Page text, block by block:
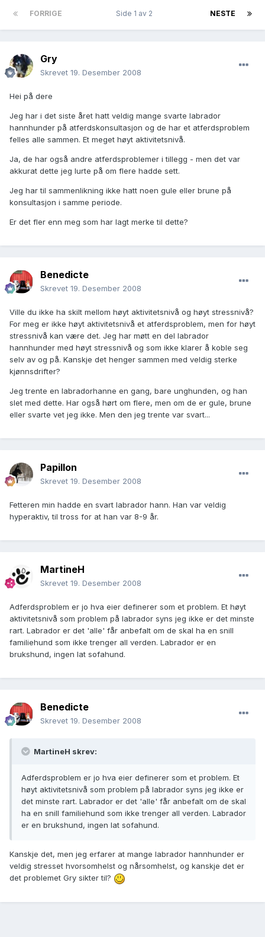
FORRIGE NESTE
Side 1 av 2
Gry
Skrevet 19. Desember 2008
Hei på dere
Jeg har i det siste året hatt veldig mange svarte labrador
hannhunder på atferdskonsultasjon og de har et atferdsproblem
felles alle sammen. Et meget høyt aktivitetsnivå.
Ja, de har også andre atferdsproblemer i tillegg - men det var
akkurat dette jeg lurte på om flere hadde sett.
Jeg har til sammenlikning ikke hatt noen gule eller brune på
konsultasjon i samme periode.
Er det fler enn meg som har lagt merke til dette?
Benedicte
Skrevet 19. Desember 2008
Ville du ikke ha skilt mellom høyt aktivitetsnivå og høyt stressnivå?
For meg er ikke høyt aktivitetsnivå et atferdsproblem, men for høyt
stressnivå kan være det. Jeg har møtt en del labrador
hannhunder med høyt stressnivå og som ikke klarer å koble seg
selv av og på. Kanskje det henger sammen med veldig sterke
kjønnsdrifter?
Jeg trente en labradorhanne en gang, bare unghunden, og han
slet med dette. Har også hørt om flere, men om de er gule, brune
eller svarte vet jeg ikke. Men den jeg trente var svart...
Papillon
Skrevet 19. Desember 2008
Fetteren min hadde en svart labrador hann. Han var veldig
hyperaktiv, til tross for at han var 8-9 år.
MartineH
Skrevet 19. Desember 2008
Adferdsproblem er jo hva eier definerer som et problem. Et høyt
aktivitetsnivå som problem på labrador syns jeg ikke er det minste
rart. Labrador er det 'alle' får anbefalt om de skal ha en snill
familiehund som ikke trenger all verden. Labrador er en
brukshund, ingen lat sofahund.
Benedicte
Skrevet 19. Desember 2008
MartineH skrev:
Adferdsproblem er jo hva eier definerer som et problem. Et
høyt aktivitetsnivå som problem på labrador syns jeg ikke er
det minste rart. Labrador er det 'alle' får anbefalt om de skal
ha en snill familiehund som ikke trenger all verden. Labrador
er en brukshund, ingen lat sofahund.
Kanskje det, men jeg erfarer at mange labrador hannhunder er
veldig stresset hvorsomhelst og nårsomhelst, og kanskje det er
det problemet Gry sikter til?